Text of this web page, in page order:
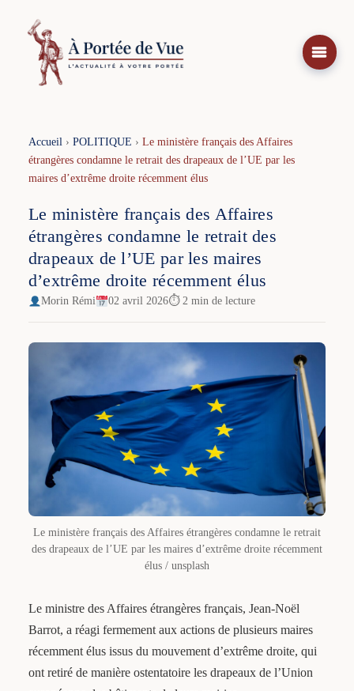
contenu
Accueil› POLITIQUE › Le ministère français des Affaires
étrangères condamne le retrait des drapeaux de l’UE par les
maires d’extrême droite récemment élus
Le ministère français des Affaires
étrangères condamne le retrait des
drapeaux de l’UE par les maires
d’extrême droite récemment élus
Morin Rémi 02 avril 2026⏱ 2 min de lecture
Le ministère français des Affaires étrangères condamne le retrait
des drapeaux de l’UE par les maires d’extrême droite récemment
élus / unsplash
Le ministre des Affaires étrangères français, Jean-Noël
Barrot, a réagi fermement aux actions de plusieurs maires
récemment élus issus du mouvement d’extrême droite, qui
ont retiré de manière ostentatoire les drapeaux de l’Union